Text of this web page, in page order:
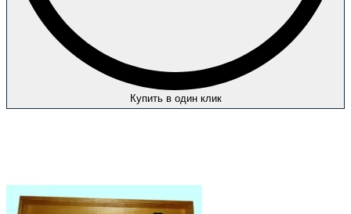
Купить в один клик